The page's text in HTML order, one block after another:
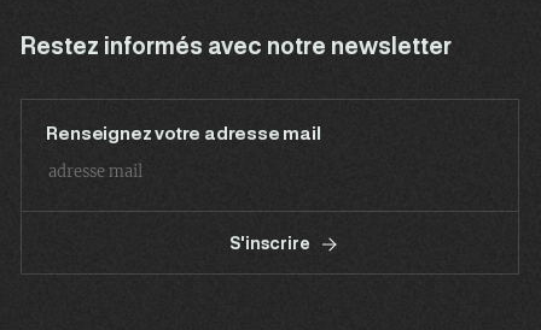
Restez informés avec notre newsletter
Renseignez votre adresse mail
S'inscrire